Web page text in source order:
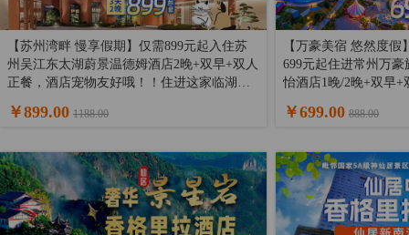
【苏州湾畔 慢享假期】仅需899元起入住苏
州吴江东太湖蔚景温德姆酒店2晚+双早+双人
正餐，酒店宠物友好哦！！住进这家临湖而
￥899.00 1188.00
【万豪美宿 悠然度
699元起住进常州万
怡酒店1晚/2晚+双早
望水，吃住玩一站式
￥699.00 888.00